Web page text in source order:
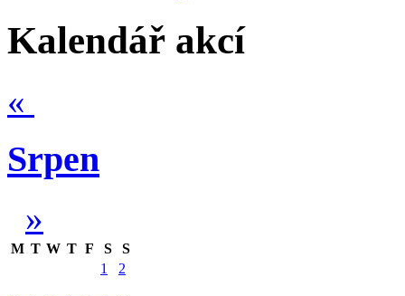
Kalendář akcí
«
Srpen
»
M T W T F S
S
1
2